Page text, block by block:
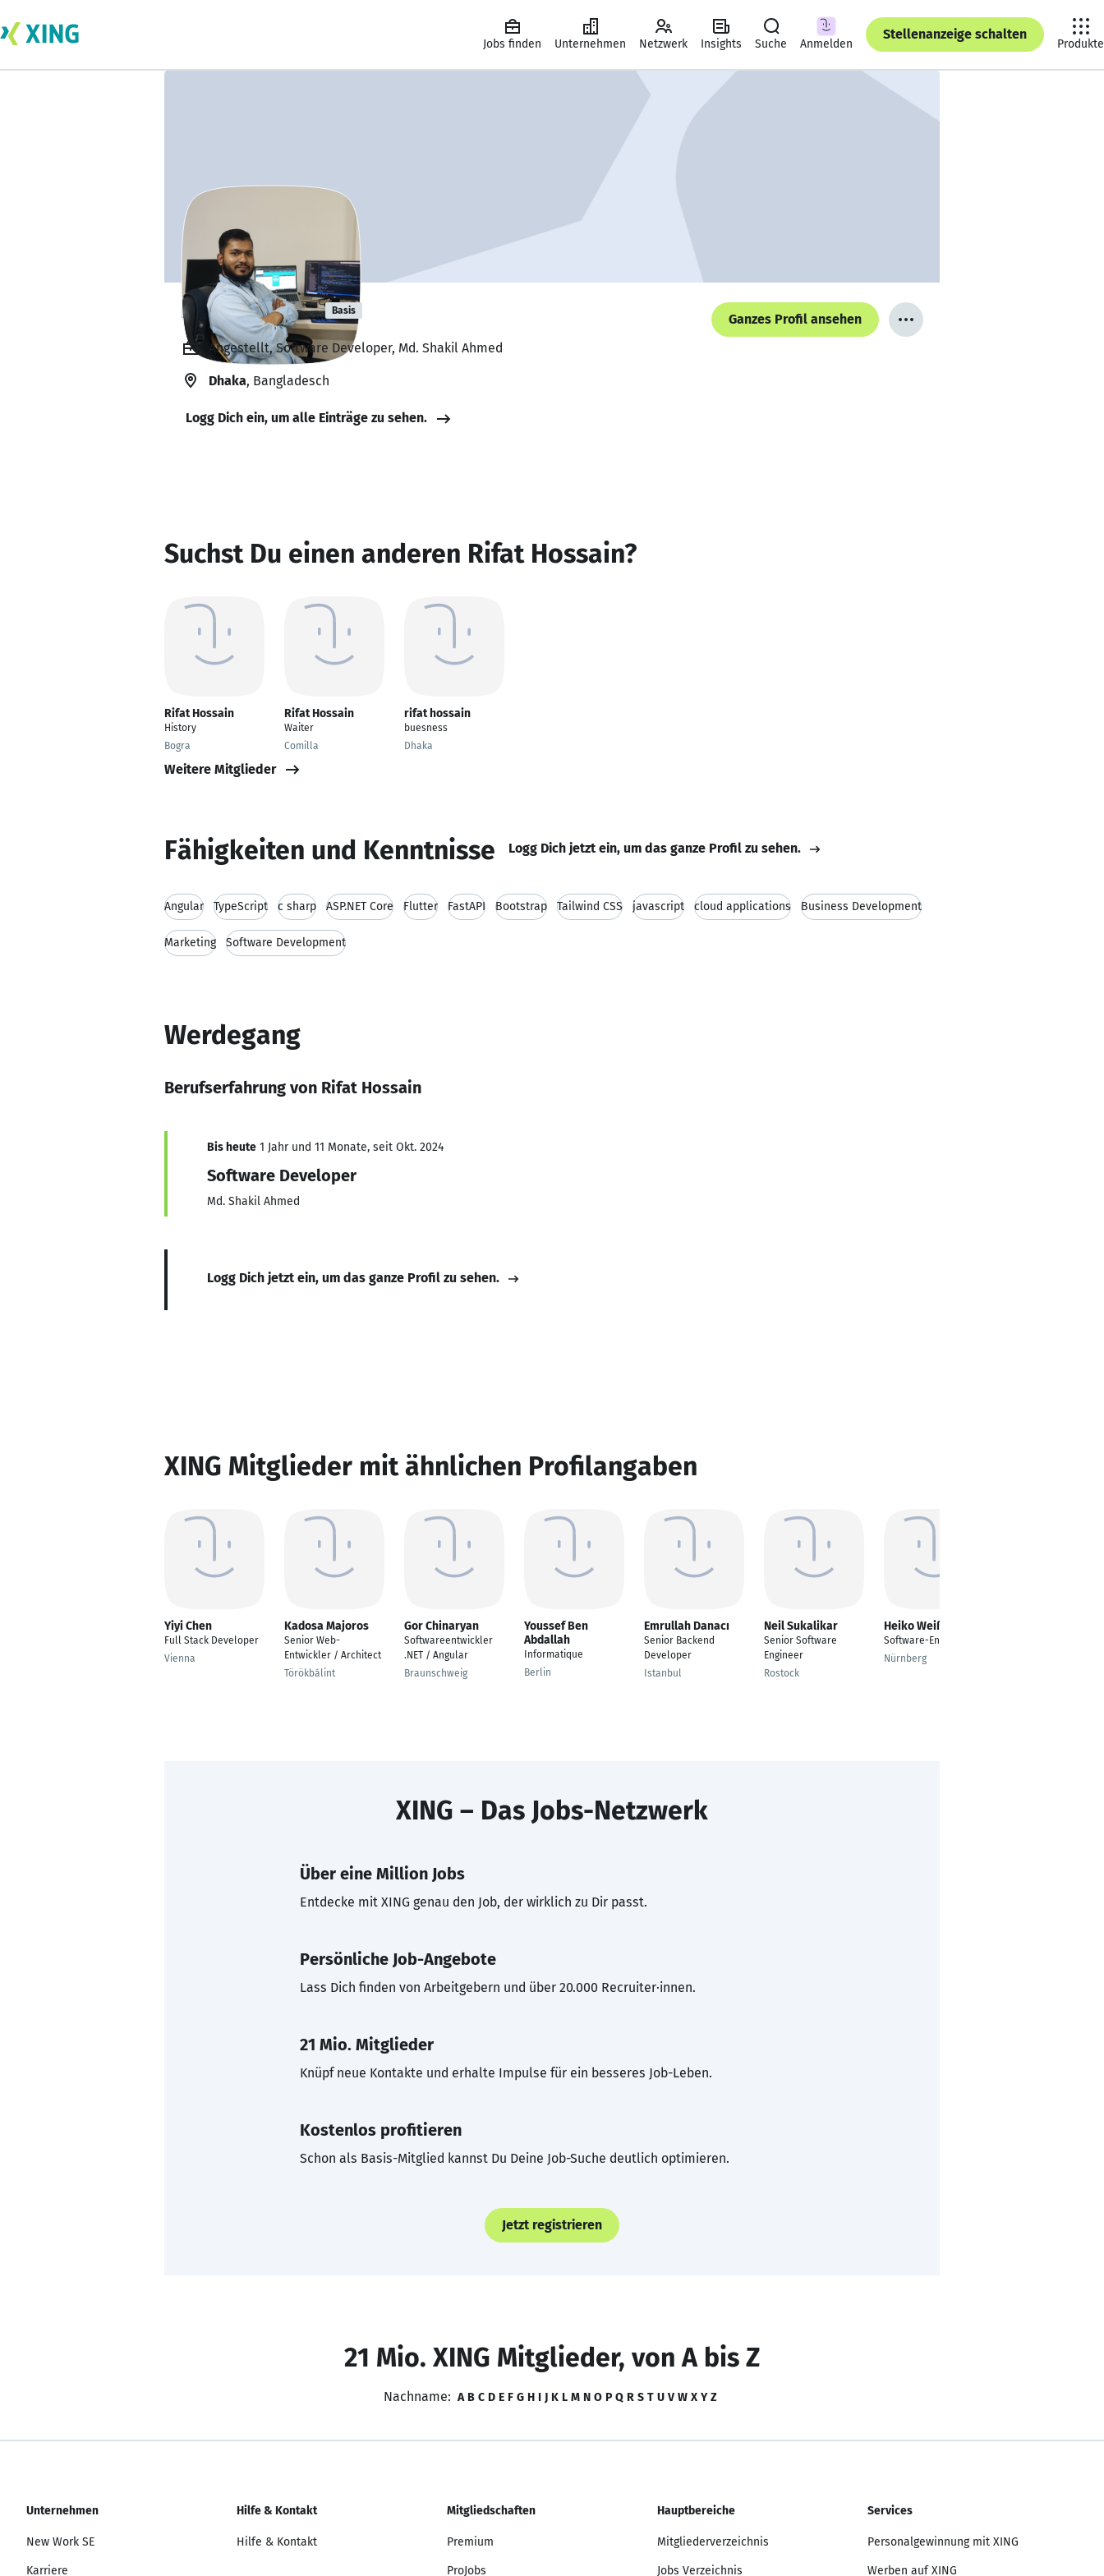
Jobs finden Unternehmen Netzwerk Insights Suche Anmelden
Stellenanzeige schalten
Produkte
Rifat Hossain Basis
Ganzes Profil ansehen
Angestellt, Software Developer, Md. Shakil Ahmed
Dhaka, Bangladesch
Logg Dich ein, um alle Einträge zu sehen.
Suchst Du einen anderen Rifat Hossain?
Rifat Hossain
History
Bogra
Rifat Hossain
Waiter
Comilla
rifat hossain
buesness
Dhaka
Weitere Mitglieder
Fähigkeiten und Kenntnisse Logg Dich jetzt ein, um das ganze Profil zu sehen.
Angular TypeScript c sharp ASP.NET Core Flutter FastAPI Bootstrap Tailwind CSS javascript cloud applications Business Development
Marketing Software Development
Werdegang
Berufserfahrung von Rifat Hossain
Bis heute 1 Jahr und 11 Monate, seit Okt. 2024
Software Developer
Md. Shakil Ahmed
Logg Dich jetzt ein, um das ganze Profil zu sehen.
XING Mitglieder mit ähnlichen Profilangaben
Yiyi Chen
Full Stack Developer
Vienna
Kadosa Majoros
Senior Web-
Entwickler / Architect
Törökbálint
Gor Chinaryan
Softwareentwickler
.NET / Angular
Braunschweig
Youssef Ben
Abdallah
Informatique
Berlin
Emrullah Danacı
Senior Backend
Developer
Istanbul
Neil Sukalikar
Senior Software
Engineer
Rostock
Heiko Weiß
Software-Entwickler
Nürnberg
XING – Das Jobs-Netzwerk
Über eine Million Jobs
Entdecke mit XING genau den Job, der wirklich zu Dir passt.
Persönliche Job-Angebote
Lass Dich finden von Arbeitgebern und über 20.000 Recruiter·innen.
21 Mio. Mitglieder
Knüpf neue Kontakte und erhalte Impulse für ein besseres Job-Leben.
Kostenlos profitieren
Schon als Basis-Mitglied kannst Du Deine Job-Suche deutlich optimieren.
Jetzt registrieren
21 Mio. XING Mitglieder, von A bis Z
Nachname: A B C D E F G H I J K L M N O P Q R S T U V W X Y Z
Unternehmen
New Work SE
Karriere
Hilfe & Kontakt
Hilfe & Kontakt
Mitgliedschaften
Premium
ProJobs
Hauptbereiche
Mitgliederverzeichnis
Jobs Verzeichnis
Services
Personalgewinnung mit XING
Werben auf XING